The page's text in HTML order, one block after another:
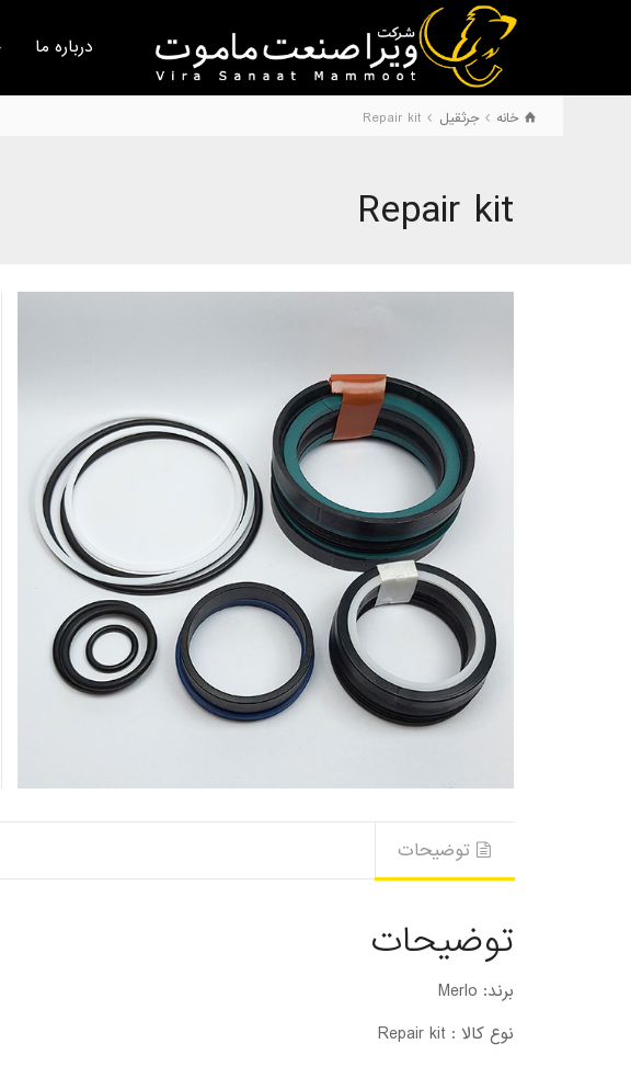
درباره ما
خانه جرثقیل Repair kit
Repair kit
توضیحات
توضیحات
برند: Merlo
نوع کالا : Repair kit